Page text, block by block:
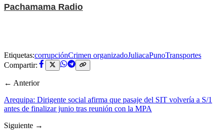
Pachamama Radio
Etiquetas:corrupciónCrimen organizadoJuliacaPunoTransportes
Compartir:
← Anterior
Arequipa: Dirigente social afirma que pasaje del SIT volvería a S/1
antes de finalizar junio tras reunión con la MPA
Siguiente →